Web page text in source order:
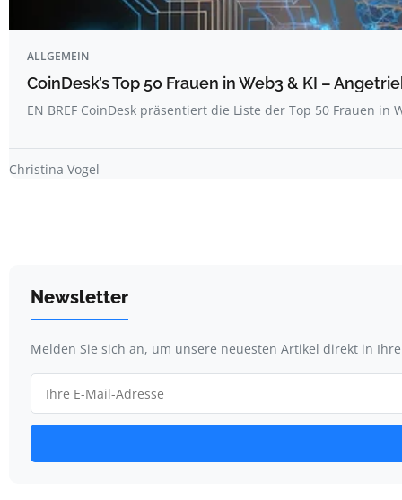
ALLGEMEIN
CoinDesk’s Top 50 Frauen in Web3 & KI –
EN BREF CoinDesk präsentiert die Liste der Top 50 Frauen in
Christina Vogel
Newsletter
Melden Sie sich an, um unsere neuesten Artikel direkt in